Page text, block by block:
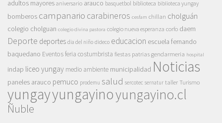
adultos mayores aniversario arauco basquetbol biblioteca biblioteca yungay
bomberos campanario carabineros cesfam chillan cholguán
colegio cholguan colegio divina pastora colegio nueva esperanza corfo daem
Deporte deportes dia del niño dideco educacion escuela fernando
baquedano Eventosferia costumbrista fiestas patrias gendarmeria hospital
indap liceo yungay medio ambiente municipalidad Noticias
paneles arauco pemuco prodemu salud sercotec sernatur taller Turismo
yungayyungayinoyungayino.cl
Ñuble